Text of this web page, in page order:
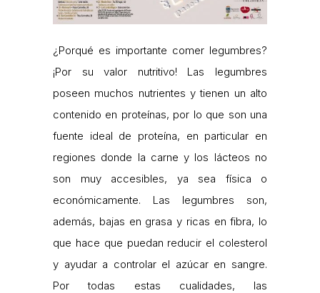
¿Porqué es importante comer legumbres?
¡Por su valor nutritivo! Las legumbres
poseen muchos nutrientes y tienen un alto
contenido en proteínas, por lo que son una
fuente ideal de proteína, en particular en
regiones donde la carne y los lácteos no
son muy accesibles, ya sea física o
económicamente. Las legumbres son,
además, bajas en grasa y ricas en fibra, lo
que hace que puedan reducir el colesterol
y ayudar a controlar el azúcar en sangre.
Por todas estas cualidades, las